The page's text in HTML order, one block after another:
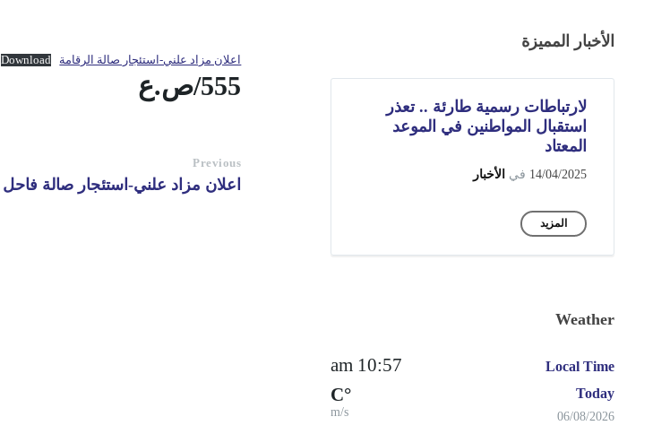
اعلان مزاد علني-استئجار صالة الرقامة Download
555/ص.ع
Previous
اعلان مزاد علني-استئجار صالة فاحل
الأخبار المميزة
لارتباطات رسمية طارئة .. تعذر
استقبال المواطنين في الموعد
المعتاد
14/04/2025 في الأخبار
المزيد
Weather
Local Time
10:57 am
Today
06/08/2026
°C
m/s